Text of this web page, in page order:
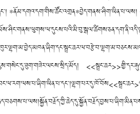
*ནོམ་དགའ་དག་གིས་ཚོང་འགྲན*བྱེད་གནས་ཤིག་ཡིན་པ་ལས།